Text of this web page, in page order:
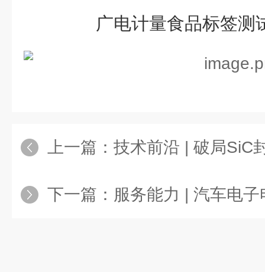
广电计量食品标签测
上一篇： 技术前沿 | 破局SiC
下一篇： 服务能力 | 汽车电